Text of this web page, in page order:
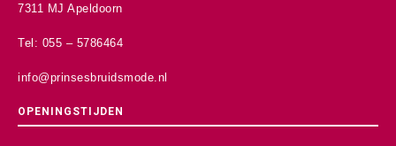
7311 MJ Apeldoorn
Tel: 055 – 5786464
info@prinsesbruidsmode.nl
OPENINGSTIJDEN